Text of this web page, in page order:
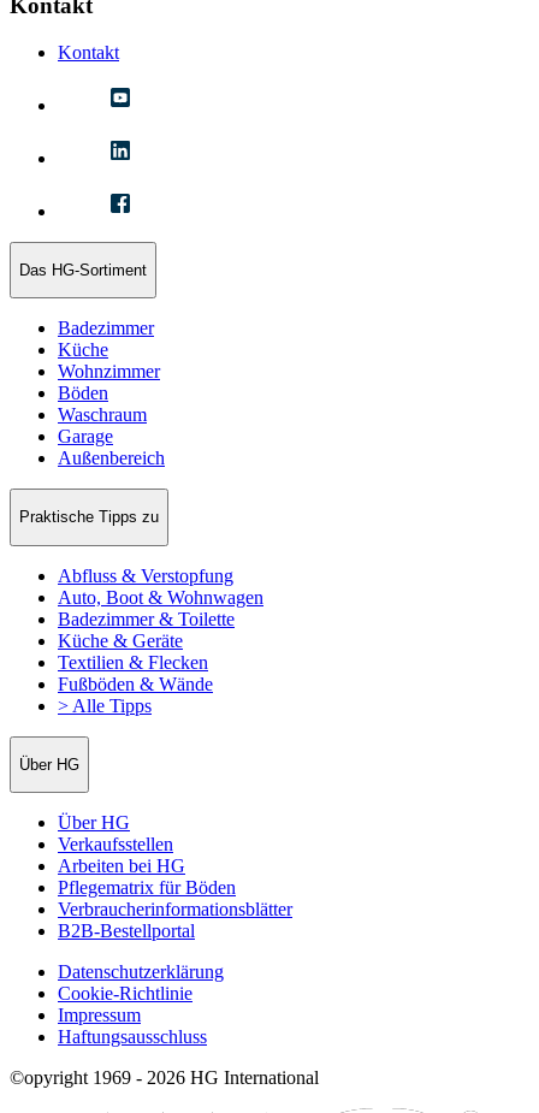
Kontakt
Kontakt
Das HG-Sortiment
Badezimmer
Küche
Wohnzimmer
Böden
Waschraum
Garage
Außenbereich
Praktische Tipps zu
Abfluss & Verstopfung
Auto, Boot & Wohnwagen
Badezimmer & Toilette
Küche & Geräte
Textilien & Flecken
Fußböden & Wände
> Alle Tipps
Über HG
Über HG
Verkaufsstellen
Arbeiten bei HG
Pflegematrix für Böden
Verbraucherinformationsblätter
B2B-Bestellportal
Datenschutzerklärung
Cookie-Richtlinie
Impressum
Haftungsausschluss
©opyright 1969 - 2026 HG International